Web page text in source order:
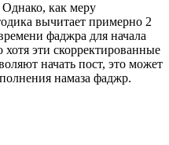
как меру
вычитает примерно 2
фаджра для начала
эти скорректированные
начать пост, это может
намаза фаджр.